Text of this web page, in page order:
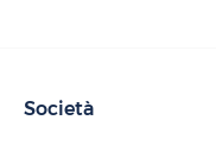
Società